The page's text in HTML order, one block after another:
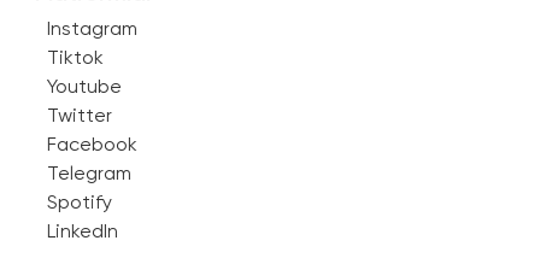
Instagram
Tiktok
Youtube
Twitter
Facebook
Telegram
Spotify
LinkedIn